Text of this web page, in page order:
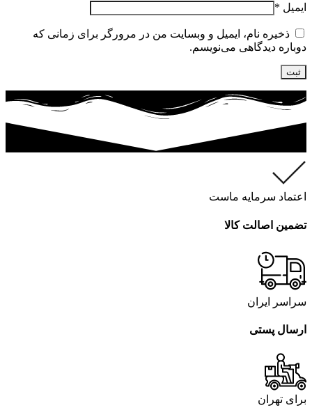
ایمیل *
ذخیره نام، ایمیل و وبسایت من در مرورگر برای زمانی که
دوباره دیدگاهی می‌نویسم.
اعتماد سرمایه ماست
تضمین اصالت کالا
سراسر ایران
ارسال پستی
برای تهران